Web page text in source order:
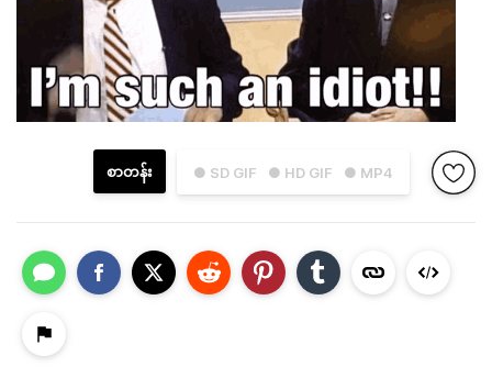
● SD GIF ● HD GIF ● MP4
စာတန်း